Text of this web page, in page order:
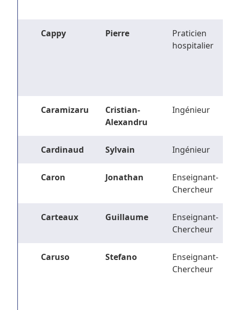
Cappy Pierre
Praticien
hospitalier
Caramizaru
Cristian-
Alexandru
Ingénieur
Cardinaud Sylvain Ingénieur
Caron Jonathan
Enseignant-
Chercheur
Carteaux Guillaume
Enseignant-
Chercheur
Caruso Stefano
Enseignant-
Chercheur